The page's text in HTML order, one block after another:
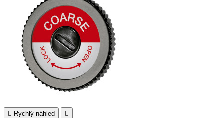
 Rychlý náhled 